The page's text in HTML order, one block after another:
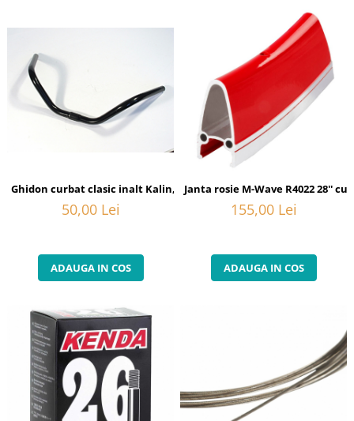
Ghidon curbat clasic inalt Kalin, 25.4 mm, negru, otel
50,00 Lei
ADAUGA IN COS
Janta rosie M-Wave R4022 28''
155,00 Lei
ADAUGA IN COS